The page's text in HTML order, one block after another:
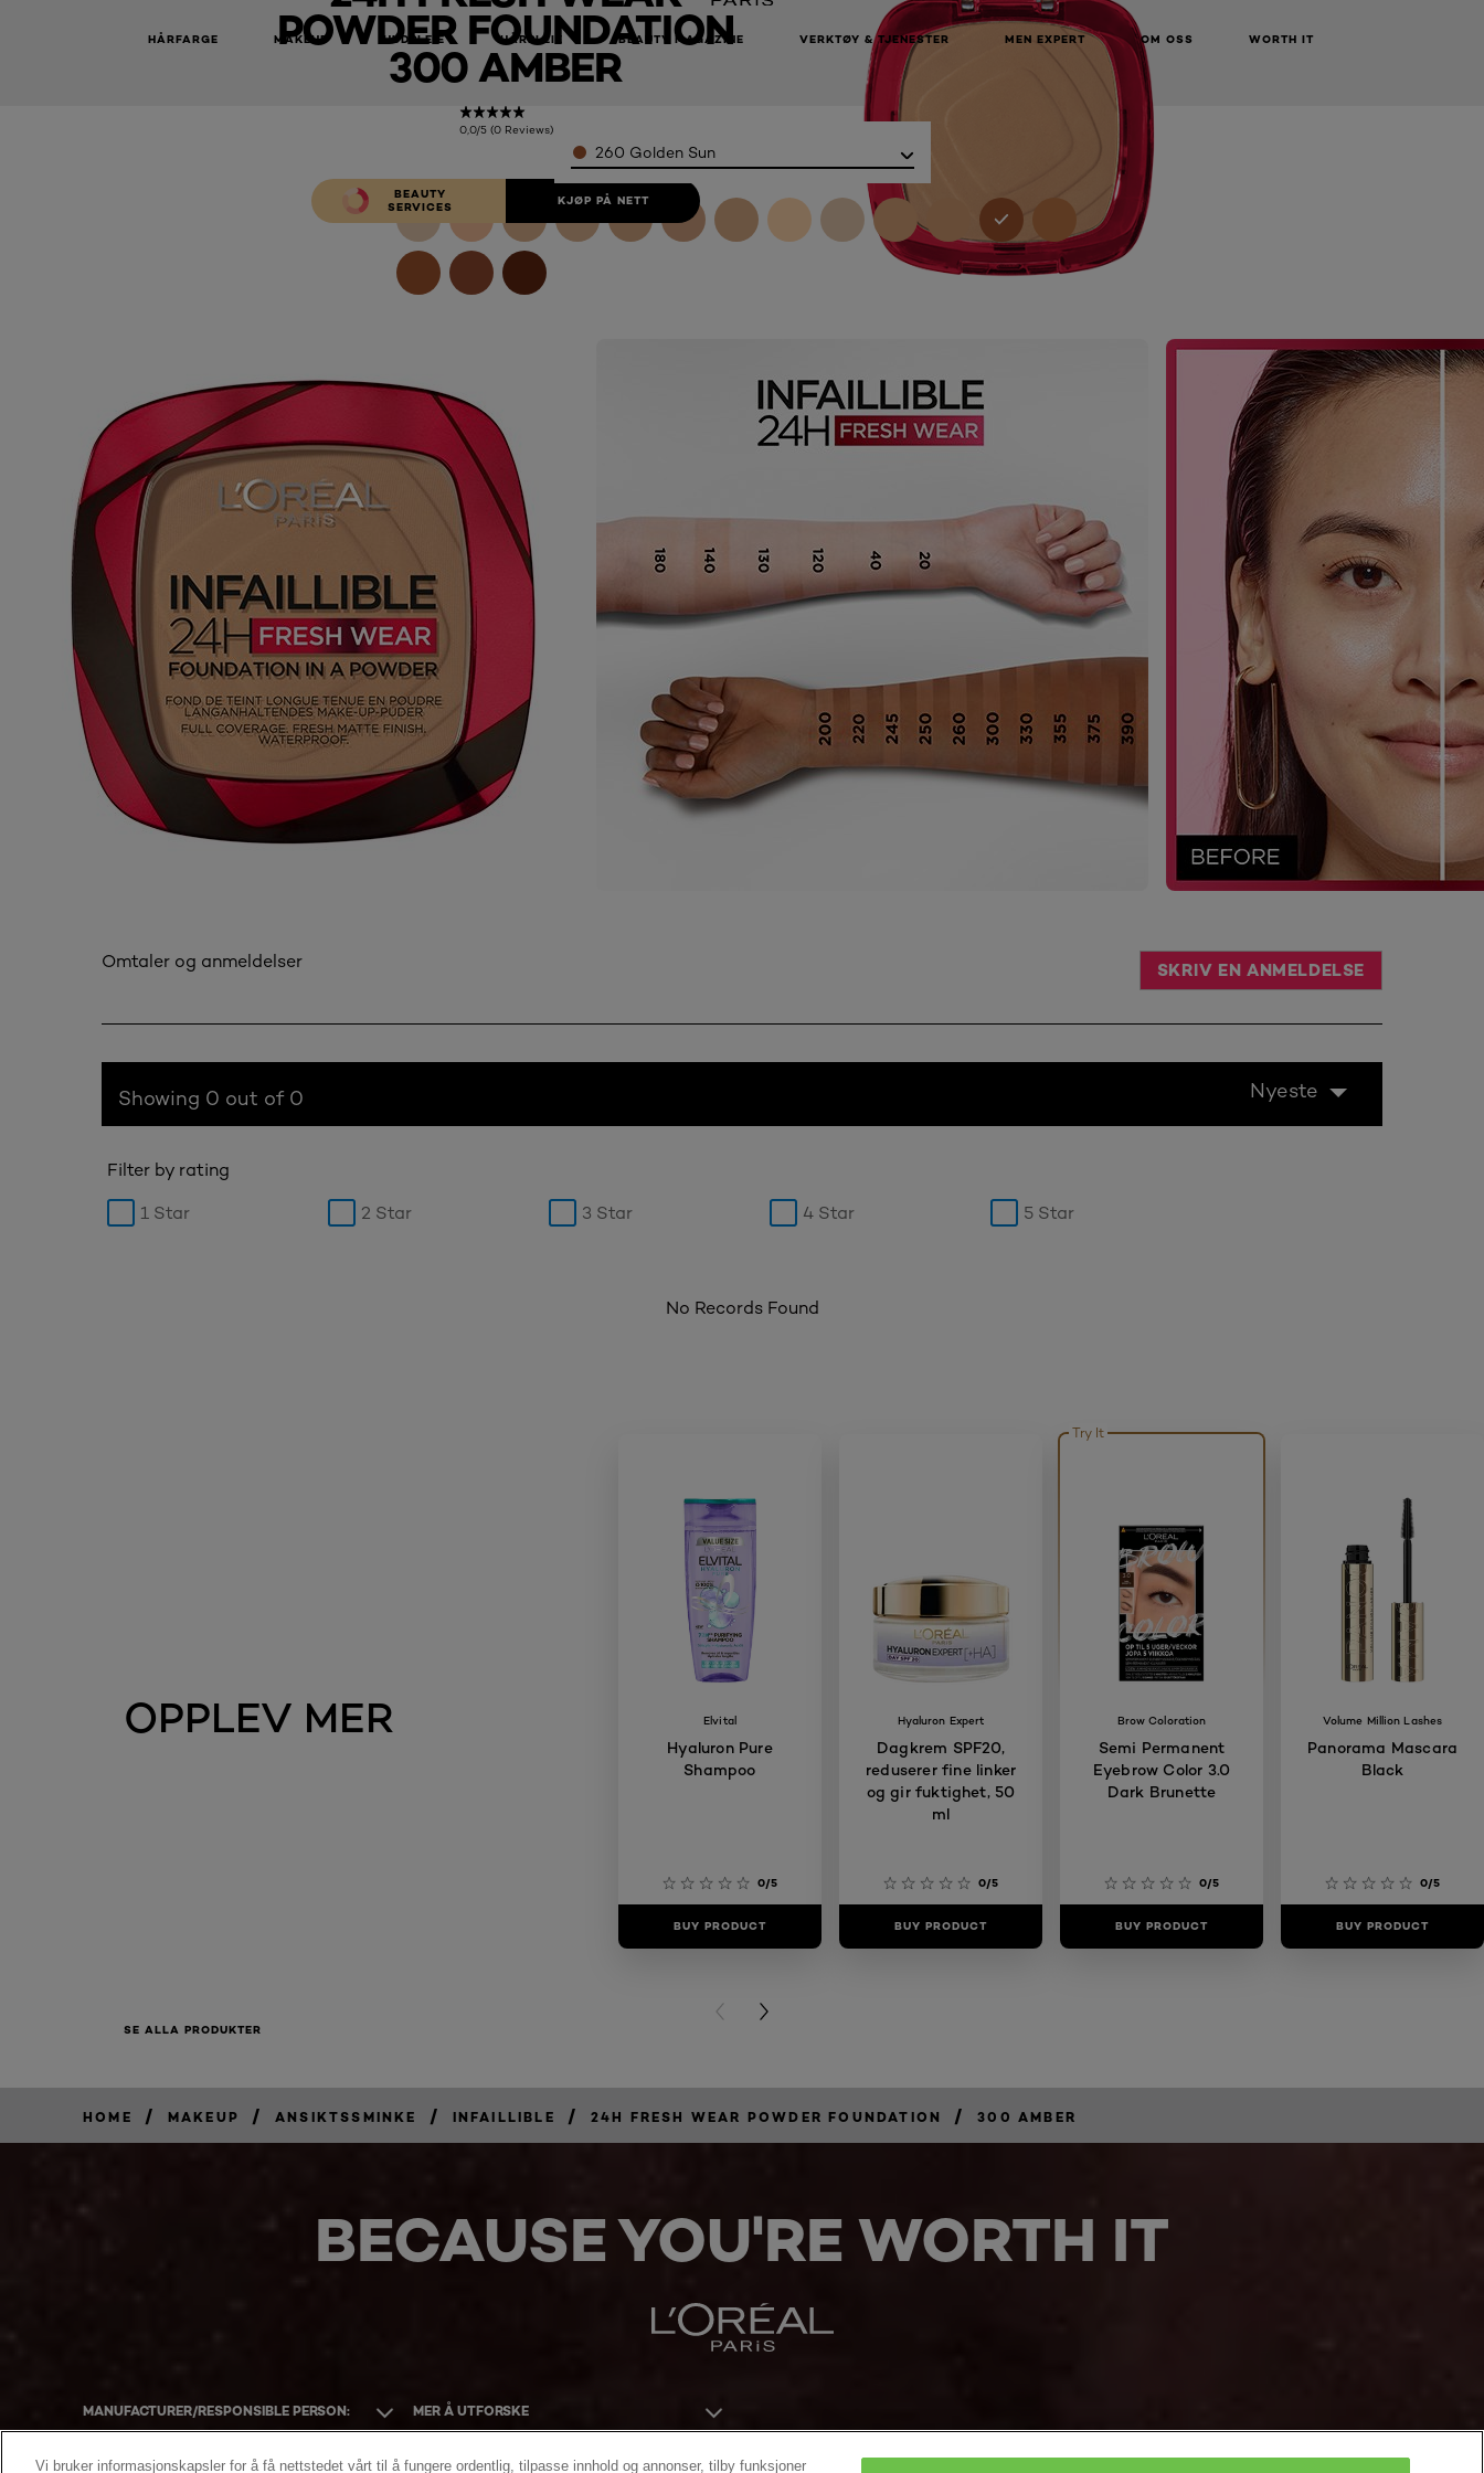
HÅRFARGE MAKEUP HUDPLEIE HÅRPLEIE BEAUTY MAGAZINE VERKTØY & TJENESTER MEN EXPERT OM OSS WORTH IT
POWDER FOUNDATION
300 AMBER
0,0/5 (0 Reviews)
BEAUTY
SERVICES
KJØP PÅ NETT
Color260 Golden Sun
Omtaler og anmeldelser SKRIV EN ANMELDELSE
Showing 0 out of 0 Nyeste
Filter by rating
1 Star 2 Star 3 Star 4 Star 5 Star
No Records Found
OPPLEV MER Elvital
Hyaluron Pure
Shampoo
0/5
BUY PRODUCT
Hyaluron Expert
Dagkrem SPF20,
reduserer fine linker
og gir fuktighet, 50
ml
0/5
BUY PRODUCT
Try It
Brow Coloration
Semi Permanent
Eyebrow Color 3.0
Dark Brunette
0/5
BUY PRODUCT
Volume Million Lashes
Panorama Mascara
Black
0/5
BUY PRODUCT
PREVIOUS CARD
NEXT CARD
SE ALLA PRODUKTER
HOME / MAKEUP / ANSIKTSSMINKE / INFAILLIBLE / 24H FRESH WEAR POWDER FOUNDATION / 300 AMBER
BECAUSE YOU'RE WORTH IT
MANUFACTURER/RESPONSIBLE PERSON: MER Å UTFORSKE
Vi bruker informasjonskapsler for å få nettstedet vårt til å fungere ordentlig, tilpasse innhold og annonser, tilby funksjoner